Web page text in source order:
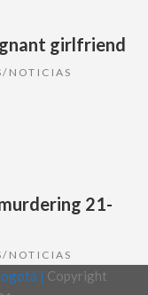
girlfriend
NOTICIAS
21-
NOTICIAS
| Copyright